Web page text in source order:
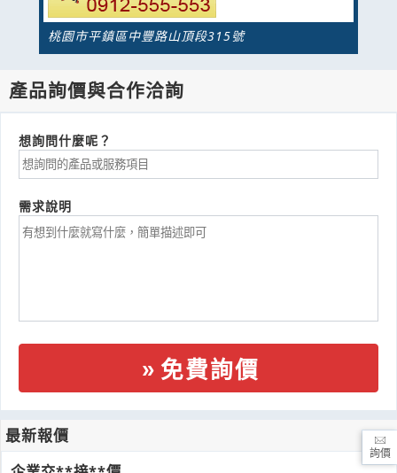
桃園市平鎮區中豐路山頂段315號
產品詢價與合作洽詢
想詢問什麼呢？
需求說明
免費詢價
最新報價
詢價